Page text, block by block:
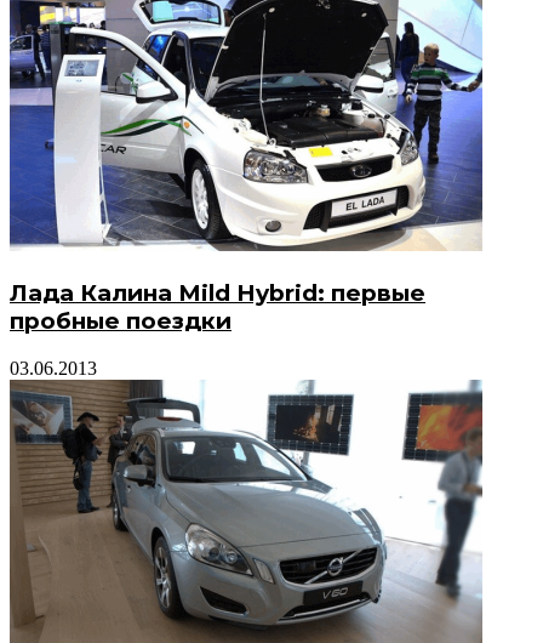
Лада Калина Mild Hybrid: первые
пробные поездки
03.06.2013